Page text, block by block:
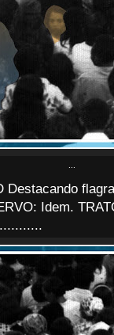
Destacando
Idem.